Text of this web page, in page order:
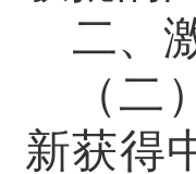
二、
（
新获得